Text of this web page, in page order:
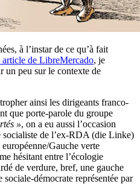
à l’instar de ce qu’à fait
article de LibreMercado, je
un peu sur le contexte de
ainsi les dirigeants franco-
que porte-parole du groupe
», on a eu aussi l’occasion
socialiste de l’ex-RDA (die Linke)
Gauche verte
hésitant entre l’écologie
de verdure, bref, une gauche
démocrate représentée par